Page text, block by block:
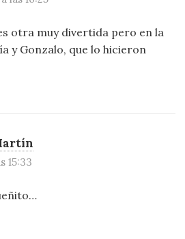
otra muy divertida pero en la
y Gonzalo, que lo hicieron
15:33